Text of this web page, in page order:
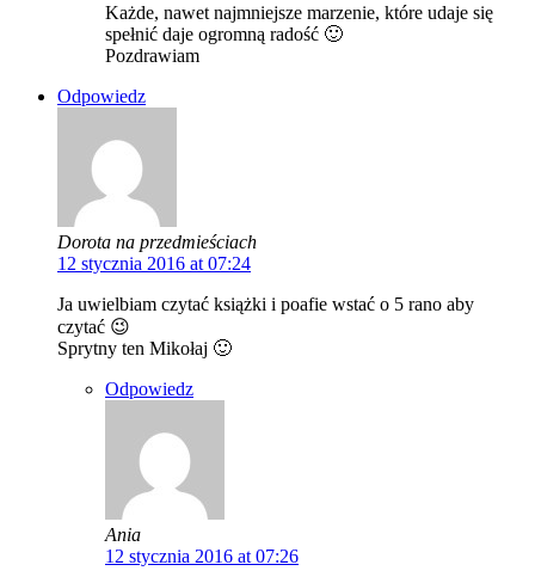
Każde, nawet najmniejsze marzenie, które udaje się
spełnić daje ogromną radość 🙂
Pozdrawiam
Odpowiedz
Dorota na przedmieściach
12 stycznia 2016 at 07:24
Ja uwielbiam czytać książki i poafie wstać o 5 rano aby
czytać 😉
Sprytny ten Mikołaj 🙂
Odpowiedz
Ania
12 stycznia 2016 at 07:26